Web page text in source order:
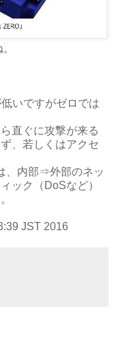
いですがゼロでは
直ぐに攻撃が来る
、若しくはアクセ
、内部⇒外部のネッ
ック（DoSなど）
JST 2016